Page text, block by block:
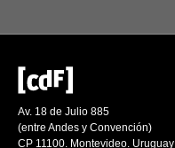
Av. 18 de Julio 885
(entre Andes y Convención)
CP 11100. Montevideo. Uruguay